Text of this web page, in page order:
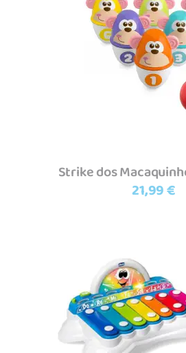
Adicionar
Strike dos
21,99€
Adicionar